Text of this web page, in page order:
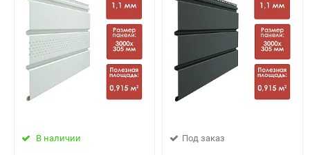
В наличии Под заказ